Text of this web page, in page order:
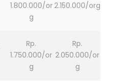
1.800.000/or
g
2.150.000/org
Rp.
1.750.000/or
g
Rp.
2.050.000/or
g